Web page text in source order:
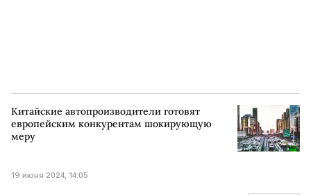
Китайские автопроизводители готовят
европейским конкурентам шокирующую
меру
19 июня 2024, 14:05